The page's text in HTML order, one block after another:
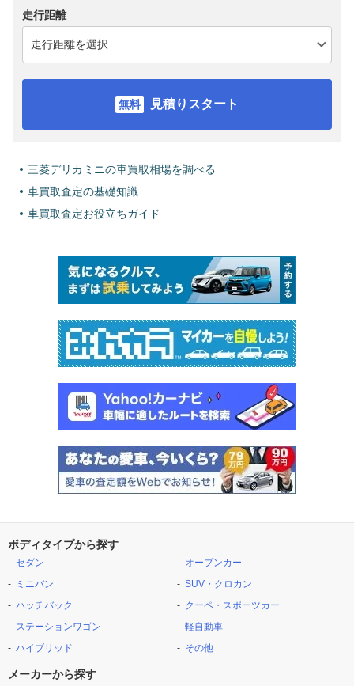
走行距離
見積りスタート
三菱デリカミニの車買取相場を調べる
車買取査定の基礎知識
車買取査定お役立ちガイド
ボディタイプから探す
セダン
ミニバン
ハッチバック
ステーションワゴン
ハイブリッド
オープンカー
SUV・クロカン
クーペ・スポーツカー
軽自動車
その他
メーカーから探す